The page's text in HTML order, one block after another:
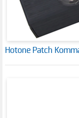
Hotone Patch